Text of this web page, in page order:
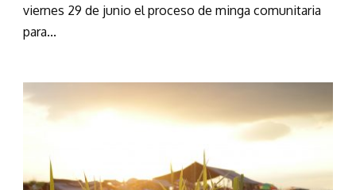
viernes 29 de junio el proceso de minga comunitaria
para...